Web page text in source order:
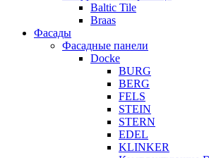
Baltic Tile
Braas
Фасады
Фасадные панели
Docke
BURG
BERG
FELS
STEIN
STERN
EDEL
KLINKER